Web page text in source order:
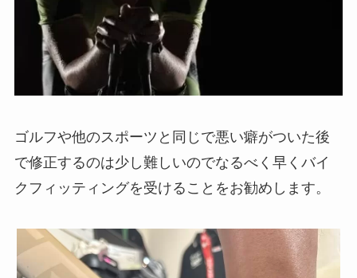
ゴルフや他のスポーツと同じで悪い癖がついた後
で修正するのは少し難しいのでなるべく早くバイ
クフィッティングを受けることをお勧めします。